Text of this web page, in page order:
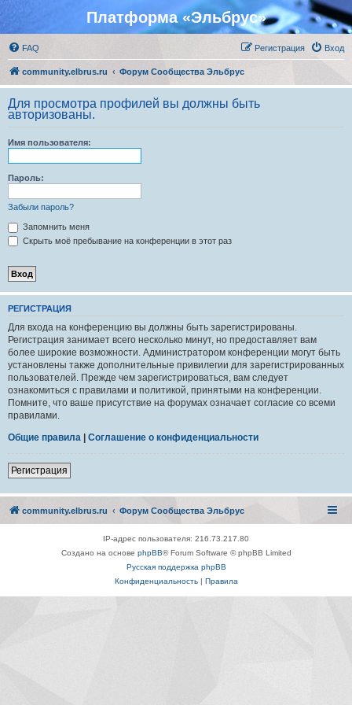
Платформа «Эльбрус»
FAQ Вход
Регистрация
community.elbrus.ru Форум Сообщества Эльбрус
Для просмотра профилей вы должны быть
авторизованы.
Имя пользователя:
Пароль:
Забыли пароль?
Запомнить меня
Скрыть моё пребывание на конференции в этот раз
РЕГИСТРАЦИЯ
Для входа на конференцию вы должны быть зарегистрированы.
Регистрация занимает всего несколько минут, но предоставляет вам
более широкие возможности. Администратором конференции могут быть
установлены также дополнительные привилегии для зарегистрированных
пользователей. Прежде чем зарегистрироваться, вам следует
ознакомиться с правилами и политикой, принятыми на конференции.
Помните, что ваше присутствие на форумах означает согласие со всеми
правилами.
Общие правила | Соглашение о конфиденциальности
Регистрация
community.elbrus.ru Форум Сообщества Эльбрус
IP-адрес пользователя: 216.73.217.80
Создано на основе phpBB® Forum Software © phpBB Limited
Русская поддержка phpBB
Конфиденциальность| Правила